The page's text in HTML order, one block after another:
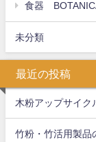
食器
未分類
最近の投稿
木粉アップサイク
竹粉・竹活用製